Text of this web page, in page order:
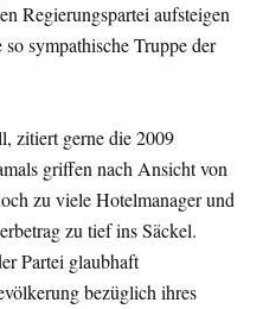
Regierungspartei aufsteigen
sympathische Truppe der
zitiert gerne die 2009
griffen nach Ansicht von
zu viele Hotelmanager und
zu tief ins Säckel.
Partei glaubhaft
bezüglich ihres